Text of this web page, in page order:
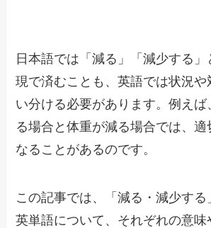
日本語では「減る」「減少する
現で済むことも、英語では状況や
い分ける必要があります。例えば
る場合と体重が減る場合では、
なることがあるのです。
この記事では、「減る・減少す
英単語について、それぞれの意味